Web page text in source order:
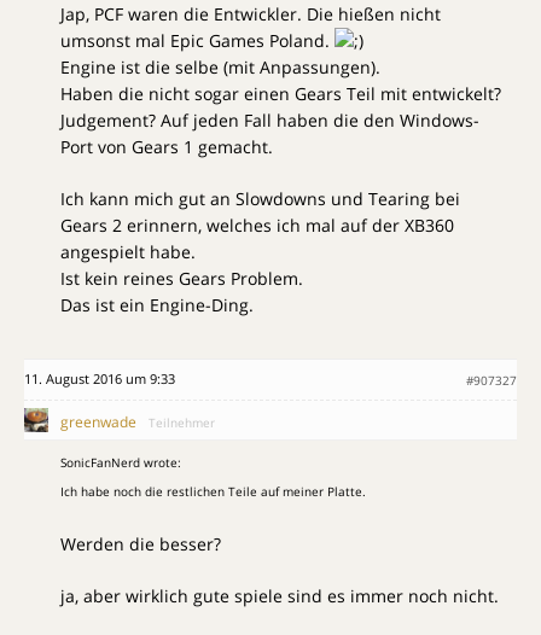
Jap, PCF waren die Entwickler. Die hießen nicht
umsonst mal Epic Games Poland.
Engine ist die selbe (mit Anpassungen).
Haben die nicht sogar einen Gears Teil mit entwickelt?
Judgement? Auf jeden Fall haben die den Windows-
Port von Gears 1 gemacht.
Ich kann mich gut an Slowdowns und Tearing bei
Gears 2 erinnern, welches ich mal auf der XB360
angespielt habe.
Ist kein reines Gears Problem.
Das ist ein Engine-Ding.
11. August 2016 um 9:33 #907327
greenwade Teilnehmer
SonicFanNerd wrote:
Ich habe noch die restlichen Teile auf meiner Platte.
Werden die besser?
ja, aber wirklich gute spiele sind es immer noch nicht.